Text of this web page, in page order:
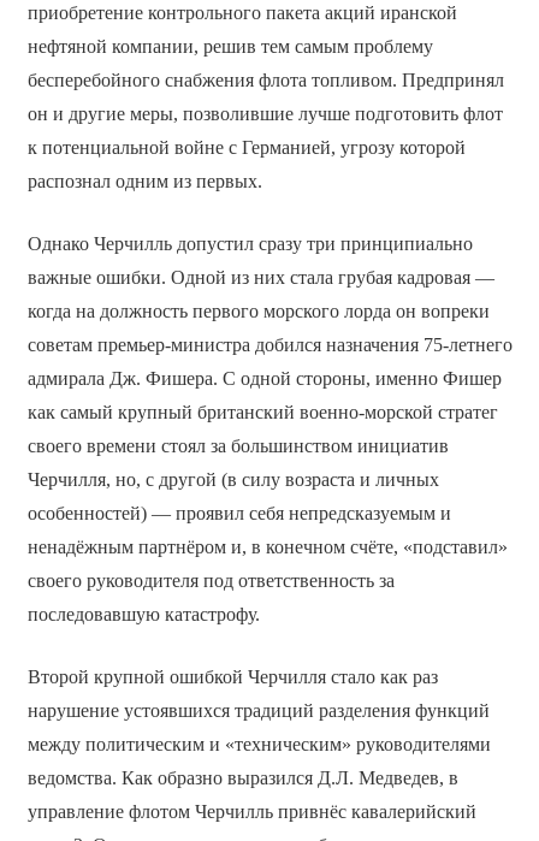
приобретение контрольного пакета акций иранской
нефтяной компании, решив тем самым проблему
бесперебойного снабжения флота топливом. Предпринял
он и другие меры, позволившие лучше подготовить флот
к потенциальной войне с Германией, угрозу которой
распознал одним из первых.
Однако Черчилль допустил сразу три принципиально
важные ошибки. Одной из них стала грубая кадровая —
когда на должность первого морского лорда он вопреки
советам премьер-министра добился назначения 75-летнего
адмирала Дж. Фишера. С одной стороны, именно Фишер
как самый крупный британский военно-морской стратег
своего времени стоял за большинством инициатив
Черчилля, но, с другой (в силу возраста и личных
особенностей) — проявил себя непредсказуемым и
ненадёжным партнёром и, в конечном счёте, «подставил»
своего руководителя под ответственность за
последовавшую катастрофу.
Второй крупной ошибкой Черчилля стало как раз
нарушение устоявшихся традиций разделения функций
между политическим и «техническим» руководителями
ведомства. Как образно выразился Д.Л. Медведев, в
управление флотом Черчилль привнёс кавалерийский